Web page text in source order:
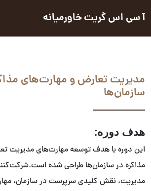
آ سی اس گریت خاورمیانه
مدیریت تعارض و مهارت‌های
سازمان‌ها
هدف دوره:
این دوره با هدف توسعه مهارت‌های مدیریت
مذاکره در سازمان‌ها طراحی شده
مدیریت، نقش کلیدی سرپرست در سازمان،